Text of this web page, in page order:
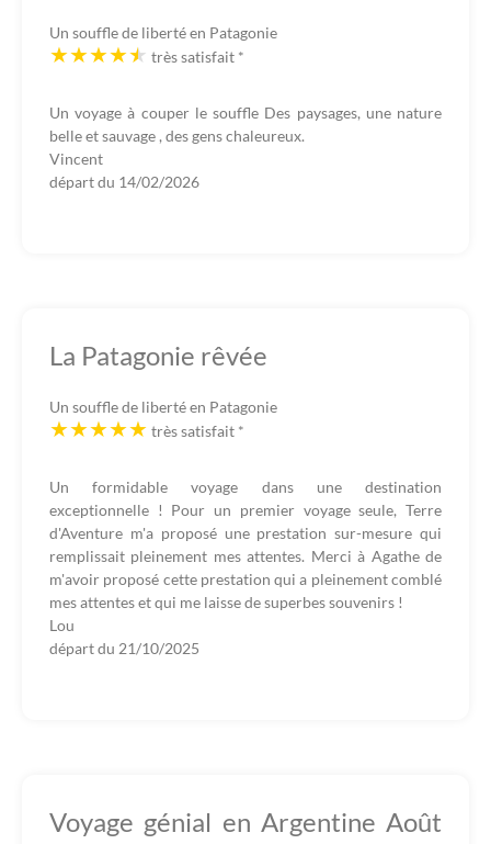
Un souffle de liberté en Patagonie
très satisfait *
Un voyage à couper le souffle Des paysages, une nature
belle et sauvage , des gens chaleureux.
Vincent
départ du 14/02/2026
La Patagonie rêvée
Un souffle de liberté en Patagonie
très satisfait *
Un formidable voyage dans une destination
exceptionnelle ! Pour un premier voyage seule, Terre
d'Aventure m'a proposé une prestation sur-mesure qui
remplissait pleinement mes attentes. Merci à Agathe de
m'avoir proposé cette prestation qui a pleinement comblé
mes attentes et qui me laisse de superbes souvenirs !
Lou
départ du 21/10/2025
Voyage génial en Argentine Août